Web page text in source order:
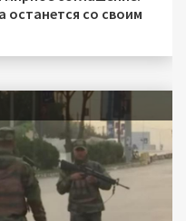
останется со своим